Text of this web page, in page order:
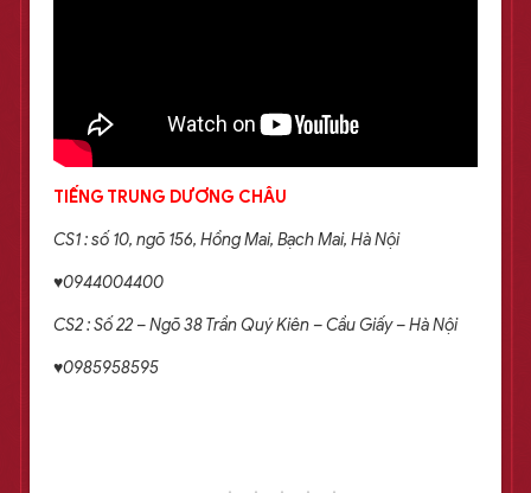
TIẾNG TRUNG DƯƠNG CHÂU
CS1 : số 10, ngõ 156, Hồng Mai, Bạch Mai, Hà Nội
♥0944004400
CS2 : Số 22 – Ngõ 38 Trần Quý Kiên – Cầu Giấy – Hà Nội
♥0985958595